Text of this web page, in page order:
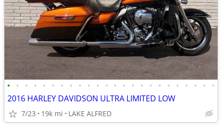
• • • • • • • • • • • • • • • • • • • • • • • •
2016 HARLEY DAVIDSON ULTRA LIMITED LOW
7/23 19k mi LAKE ALFRED